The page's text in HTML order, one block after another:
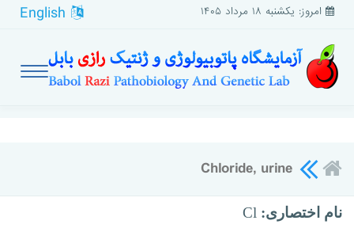
امروز: یکشنبه ۱۸ مرداد ۱۴۰۵
Chloride, urine
نام اختصاری: Cl